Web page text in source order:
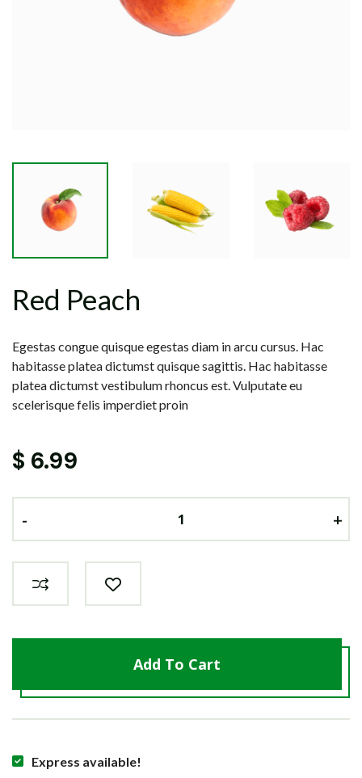
Red Peach
Egestas congue quisque egestas diam in arcu cursus. Hac
habitasse platea dictumst quisque sagittis. Hac habitasse
platea dictumst vestibulum rhoncus est. Vulputate eu
scelerisque felis imperdiet proin
$ 6.99
- +
- +
- +
Add To Cart
Express available!